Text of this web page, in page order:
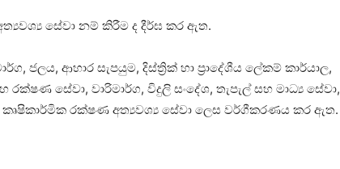
සේවා නම් කිරීම ද දීර්ඝ කර ඇත.
ජලය, ආහාර සැපයුම, දිස්ත්‍රික් හා ප්‍රාදේශීය ලේකම් කාර්යාල,
රක්ෂණ සේවා, වාරිමාර්ග, විදුලි සංදේශ, තැපැල් සහ මාධ්‍ය සේවා,
කෘෂිකාර්මික රක්ෂණ අත්‍යවශ්‍ය සේවා ලෙස වර්ගීකරණය කර ඇත.